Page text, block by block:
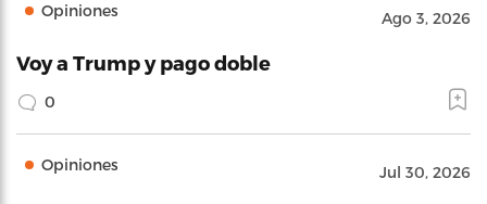
Opiniones Ago 3, 2026
Voy a Trump y pago doble
0
Opiniones Jul 30, 2026